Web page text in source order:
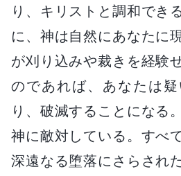
り、キリストと調和でき
に、神は自然にあなたに
が刈り込みや裁きを経験
のであれば、あなたは
り、破滅することになる
神に敵対している。すべ
深遠なる堕落にさらされ